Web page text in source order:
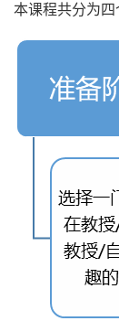
本课程共分为四